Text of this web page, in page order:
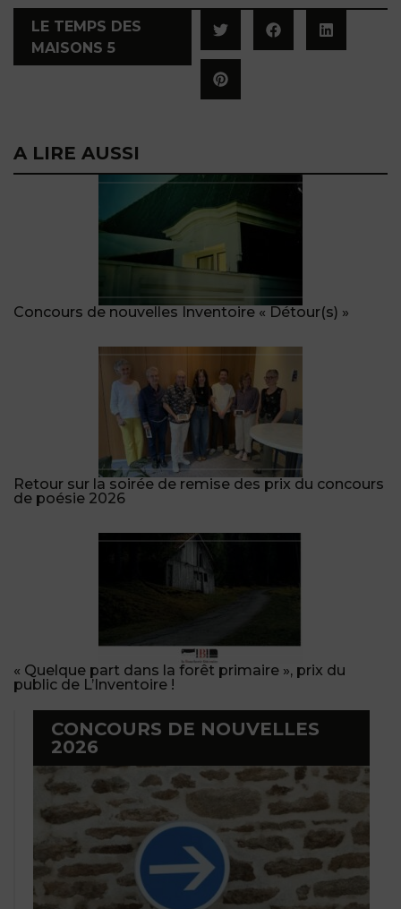
LE TEMPS DES
MAISONS 5
A LIRE AUSSI
Concours de nouvelles Inventoire « Détour(s) »
Retour sur la soirée de remise des prix du concours
de poésie 2026
« Quelque part dans la forêt primaire », prix du
public de L’Inventoire !
CONCOURS DE NOUVELLES
2026